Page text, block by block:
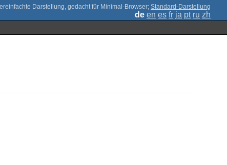
; Standard-Darstellung
de en es fr ja pt ru zh